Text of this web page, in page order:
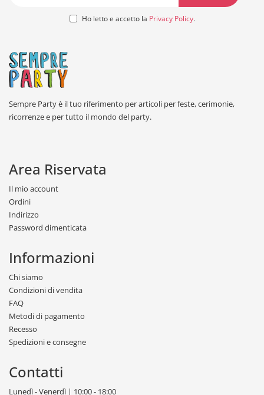
Ho letto e accetto la Privacy Policy.
Sempre Party è il tuo riferimento per articoli per feste, cerimonie,
ricorrenze e per tutto il mondo del party.
Area Riservata
Il mio account
Ordini
Indirizzo
Password dimenticata
Informazioni
Chi siamo
Condizioni di vendita
FAQ
Metodi di pagamento
Recesso
Spedizioni e consegne
Contatti
Lunedì - Venerdì | 10:00 - 18:00